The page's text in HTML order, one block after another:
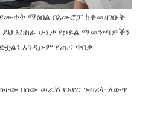
የሙቀት ማዕበል በአውሮፓ ከተመዘገቡት
ይህ አስከፊ ሁኔታ የኃይል ማመንጫዎችን
እንዲሁም የጤና ጥበቃ
በሰው ሠራሽ የአየር ንብረት ለውጥ